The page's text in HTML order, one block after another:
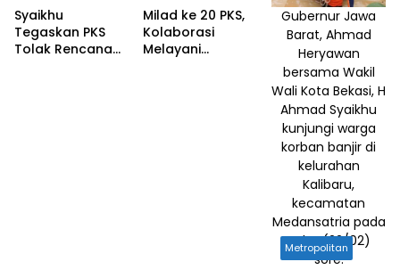
Syaikhu
Tegaskan PKS
Tolak Rencana
Milad ke 20 PKS,
Kolaborasi
Melayani
Gubernur Jawa
Barat, Ahmad
Heryawan
bersama Wakil
Wali Kota Bekasi, H
Ahmad Syaikhu
kunjungi warga
korban banjir di
kelurahan
Kalibaru,
kecamatan
Medansatria pada
Rabu (22/02)
sore.
Metropolitan